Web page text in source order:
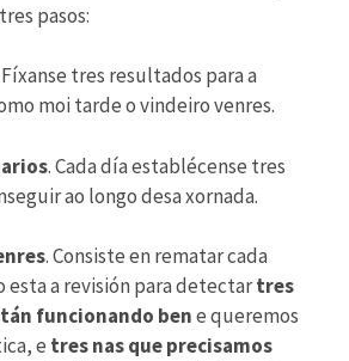
pasos:
Fíxanse tres resultados para a
moi tarde o vindeiro venres.
. Cada día establécense tres
ao longo desa xornada.
. Consiste en rematar cada
esta a revisión para detectartres
funcionando bene queremos
e tres nas que precisamos